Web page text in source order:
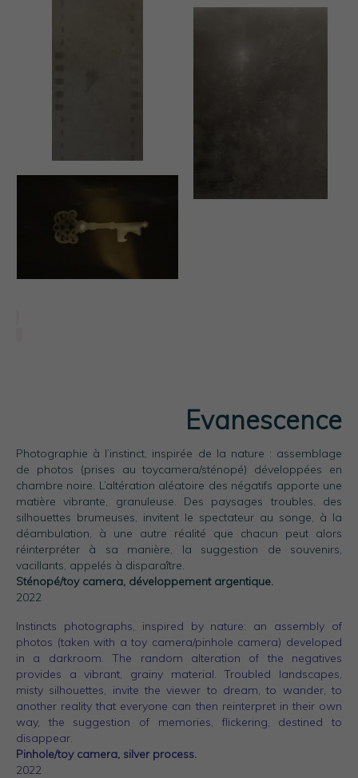
Evanescence
Photographie à l’instinct, inspirée de la nature : assemblage
de photos (prises au toycamera/sténopé) développées en
chambre noire. L’altération aléatoire des négatifs apporte une
matière vibrante, granuleuse. Des paysages troubles, des
silhouettes brumeuses, invitent le spectateur au songe, à la
déambulation, à une autre réalité que chacun peut alors
réinterpréter à sa manière, la suggestion de souvenirs,
vacillants, appelés à disparaître.
Sténopé/toy camera, développement argentique.
2022
Instincts photographs, inspired by nature: an assembly of
photos (taken with a toy camera/pinhole camera) developed
in a darkroom.
The random alteration of the negatives
provides a vibrant, grainy material.
Troubled landscapes,
misty silhouettes, invite the viewer to dream, to wander, to
another reality that everyone can then reinterpret in their own
way, the suggestion of memories, flickering, destined to
disappear.
Pinhole/toy camera, silver process.
2022